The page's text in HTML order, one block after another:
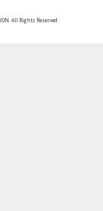
All Rights Reserved.